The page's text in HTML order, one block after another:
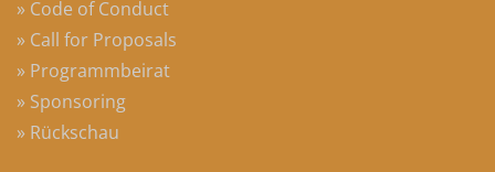
» Code of Conduct
» Call for Proposals
» Programmbeirat
» Sponsoring
» Rückschau